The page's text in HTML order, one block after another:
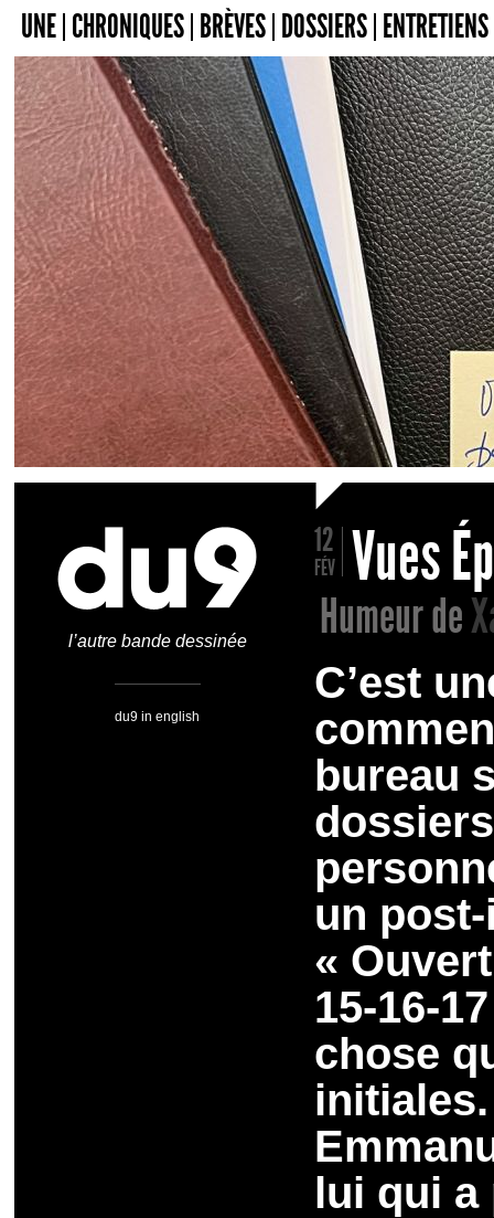
UNE CHRONIQUES BRÈVES DOSSIERS ENTRETIENS
l’autre bande dessinée
du9 in english
12
FÉV Vues
Humeur de
C’est
bureau
un
«
15-16-
chose
lui qui